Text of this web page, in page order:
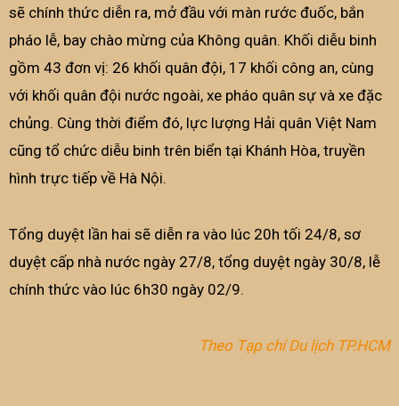
sẽ chính thức diễn ra, mở đầu với màn rước đuốc, bắn
pháo lễ, bay chào mừng của Không quân. Khối diễu binh
gồm 43 đơn vị: 26 khối quân đội, 17 khối công an, cùng
với khối quân đội nước ngoài, xe pháo quân sự và xe đặc
chủng. Cùng thời điểm đó, lực lượng Hải quân Việt Nam
cũng tổ chức diễu binh trên biển tại Khánh Hòa, truyền
hình trực tiếp về Hà Nội.
Tổng duyệt lần hai sẽ diễn ra vào lúc 20h tối 24/8, sơ
duyệt cấp nhà nước ngày 27/8, tổng duyệt ngày 30/8, lễ
chính thức vào lúc 6h30 ngày 02/9.
Theo Tạp chí Du lịch TP.HCM